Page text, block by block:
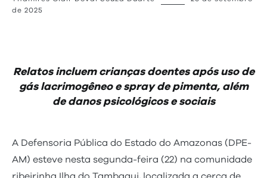
de 2025
Relatos incluem crianças doentes após uso de
gás lacrimogêneo e spray de pimenta, além
de danos psicológicos e sociais
A Defensoria Pública do Estado do Amazonas (DPE-
AM) esteve nesta segunda-feira (22) na comunidade